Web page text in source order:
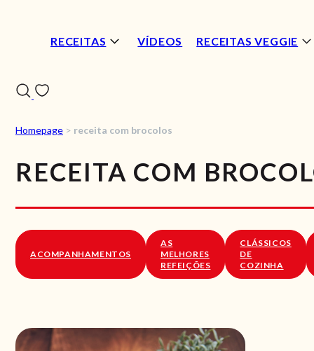
RECEITAS VÍDEOS RECEITAS VEGGIE
Homepage > receita com brocolos
RECEITA COM
ACOMPANHAMENTOS
AS
MELHORES
REFEIÇÕES
CLÁSSICOS
DE
COZINHA